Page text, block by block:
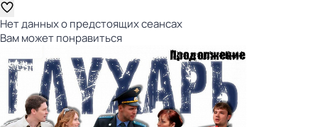
Нет данных о предстоящих сеансах
Вам может понравиться